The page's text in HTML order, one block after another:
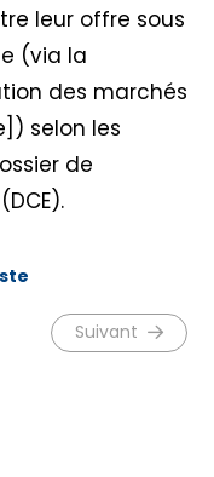
leur offre sous
(via la
des marchés
selon les
de
suivant